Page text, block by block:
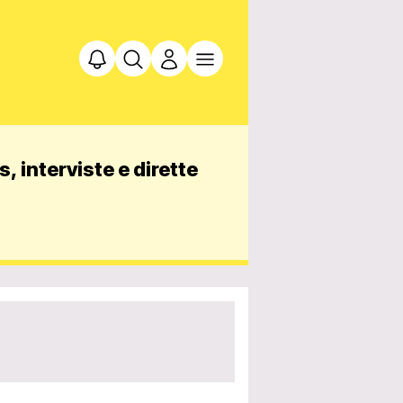
interviste e dirette